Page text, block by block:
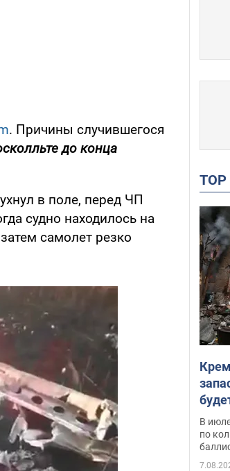
. Причины случившегося
до конца
в поле, перед ЧП
судно находилось на
самолет резко
В
по